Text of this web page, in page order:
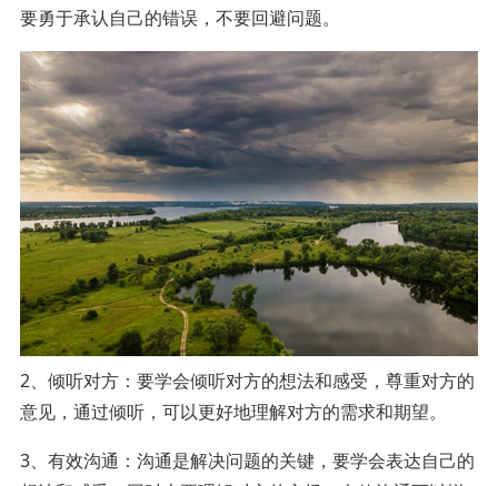
要勇于承认自己的错误，不要回避问题。
2、倾听对方：要学会倾听对方的想法和感受，尊重对方的
意见，通过倾听，可以更好地理解对方的需求和期望。
3、有效沟通：沟通是解决问题的关键，要学会表达自己的